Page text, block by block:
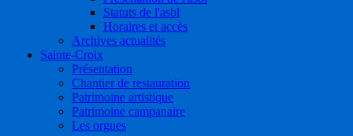
Statuts de l'asbl
Horaires et accès
Archives actualités
Sainte-Croix
Présentation
Chantier de restauration
Patrimoine artistique
Patrimoine campanaire
Les orgues